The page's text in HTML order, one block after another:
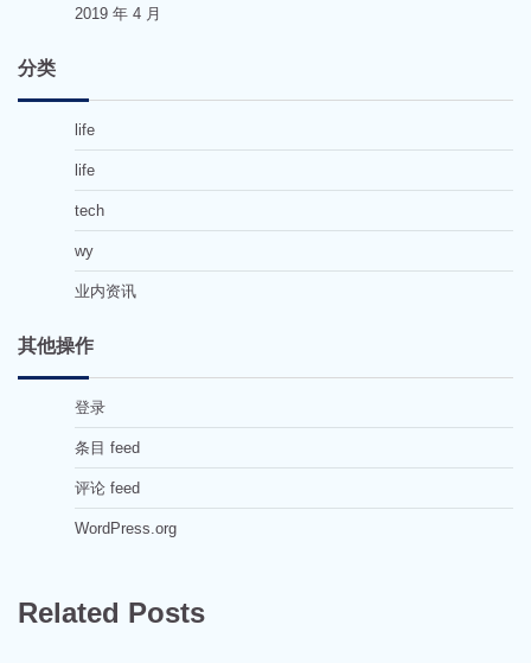
2019 年 4 月
分类
life
life
tech
wy
业内资讯
其他操作
登录
条目 feed
评论 feed
WordPress.org
Related Posts